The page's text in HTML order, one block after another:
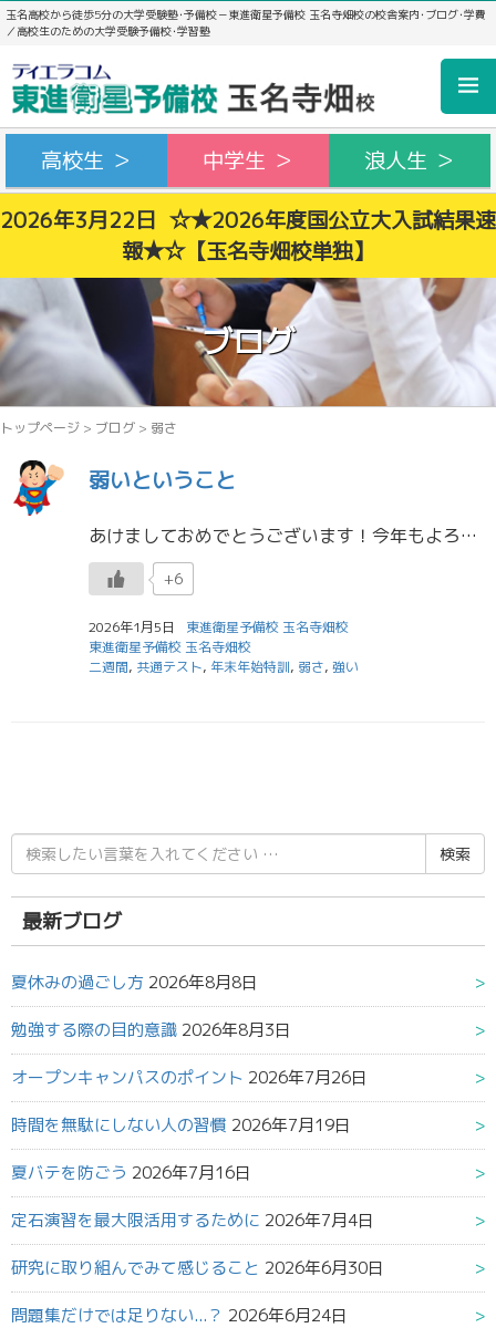
玉名高校から徒歩5分の大学受験塾･予備校－東進衛星予備校 玉名寺畑校の校舎案内･ブログ･学費
／高校生のための大学受験予備校･学習塾
高校生 ＞ 中学生 ＞ 浪人生 ＞
2026年3月22日 ☆★2026年度国公立大入試結果速
報★☆【玉名寺畑校単独】
ブログ
トップページ > ブログ > 弱さ
弱いということ
あけましておめでとうございます！今年もよろしくお願いします！担任助手の安岡です。皆さんのお正月はどうでしたか？私は例年通り祖父母の家に行ってお正月を過ごしました
+6
2026年1月5日
東進衛星予備校 玉名寺畑校
東進衛星予備校 玉名寺畑校
二週間, 共通テスト, 年末年始特訓, 弱さ, 強い
検
索
結
果:
最新ブログ
夏休みの過ごし方 2026年8月8日
勉強する際の目的意識 2026年8月3日
オープンキャンパスのポイント 2026年7月26日
時間を無駄にしない人の習慣 2026年7月19日
夏バテを防ごう 2026年7月16日
定石演習を最大限活用するために 2026年7月4日
研究に取り組んでみて感じること 2026年6月30日
問題集だけでは足りない...？ 2026年6月24日